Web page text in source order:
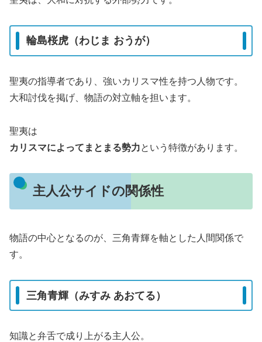
輪島桜虎（わじま おうが）
聖夷の指導者であり、強いカリスマ性を持つ人物です。
大和討伐を掲げ、物語の対立軸を担います。
聖夷は
カリスマによってまとまる勢力という特徴があります。
主人公サイドの関係性
物語の中心となるのが、三角青輝を軸とした人間関係で
す。
三角青輝（みすみ あおてる）
知識と弁舌で成り上がる主人公。